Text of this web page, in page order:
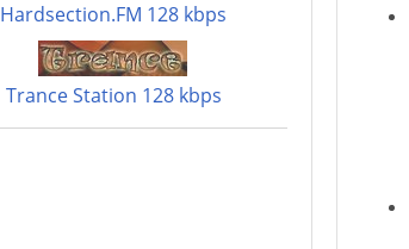
Hardsection.FM 128 kbps
Trance Station 128 kbps